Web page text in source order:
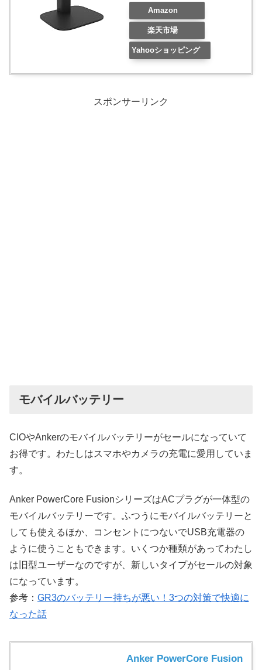
Amazon
楽天市場
Yahooショッピング
スポンサーリンク
モバイルバッテリー
CIOやAnkerのモバイルバッテリーがセールになっていて
お得です。わたしはスマホやカメラの充電に愛用していま
す。
Anker PowerCore FusionシリーズはACプラグが一体型の
モバイルバッテリーです。ふつうにモバイルバッテリーと
しても使えるほか、コンセントにつないでUSB充電器の
ように使うこともできます。いくつか種類があってわたし
は旧型ユーザーなのですが、新しいタイプがセールの対象
になっています。
参考： GR3のバッテリー持ちが悪い！3つの対策で快適に
なった話
Anker PowerCore Fusion